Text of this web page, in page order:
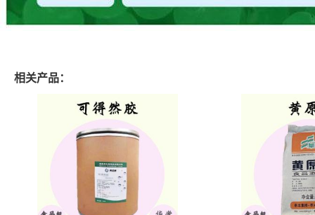
相关产品：